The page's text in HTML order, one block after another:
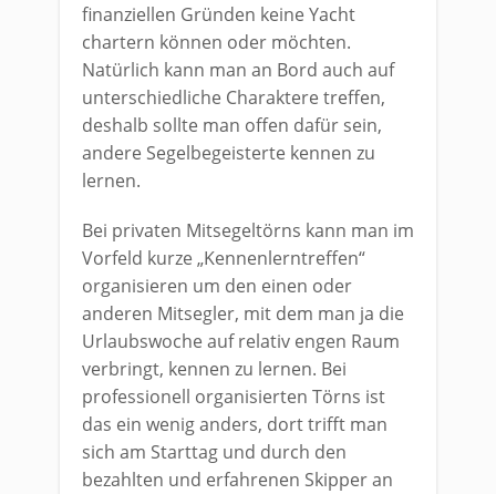
finanziellen Gründen keine Yacht
chartern können oder möchten.
Natürlich kann man an Bord auch auf
unterschiedliche Charaktere treffen,
deshalb sollte man offen dafür sein,
andere Segelbegeisterte kennen zu
lernen.
Bei privaten Mitsegeltörns kann man im
Vorfeld kurze „Kennenlerntreffen“
organisieren um den einen oder
anderen Mitsegler, mit dem man ja die
Urlaubswoche auf relativ engen Raum
verbringt, kennen zu lernen. Bei
professionell organisierten Törns ist
das ein wenig anders, dort trifft man
sich am Starttag und durch den
bezahlten und erfahrenen Skipper an